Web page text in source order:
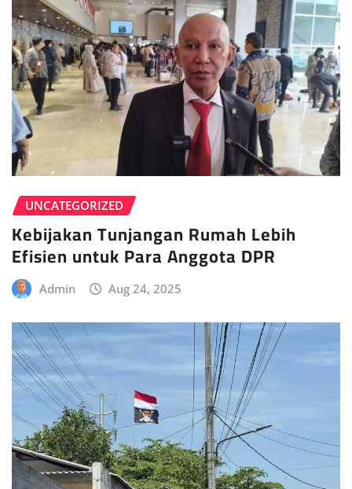
UNCATEGORIZED
Kebijakan Tunjangan Rumah Lebih
Efisien untuk Para Anggota DPR
Admin Aug 24, 2025